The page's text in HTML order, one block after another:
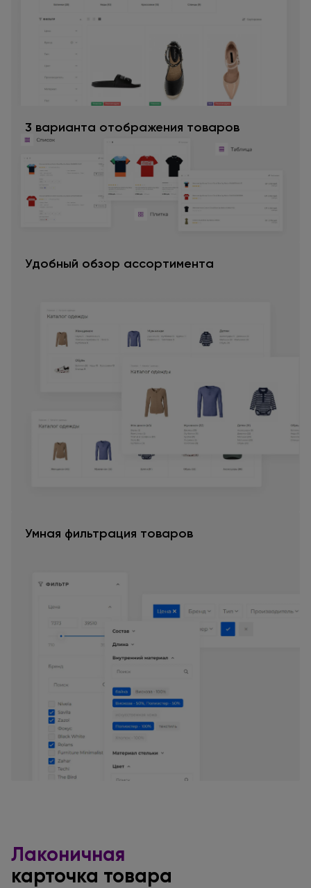
3 варианта отображения товаров
Удобный обзор ассортимента
Умная фильтрация товаров
Лаконичная
карточка товара